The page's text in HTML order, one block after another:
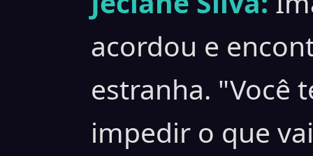
acordou e
estranha. "Você
impedir o que